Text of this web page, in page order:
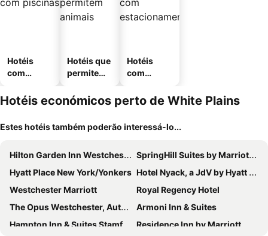
Hotéis
com
Hotéis que
permitem
Hotéis
com
mento
Hotéis económicos perto de White Plains
Estes hotéis também poderão interessá-lo...
Hilton Garden Inn Westchester Dobbs Ferry
SpringHill Suites by Marriott Tuckahoe Westchester County
Hyatt Place New York/Yonkers Hotel Nyack, a JdV by Hyatt Hotel
Westchester Marriott
Royal Regency Hotel
The Opus Westchester, Autograph Collection
Armoni Inn & Suites
Hampton Inn & Suites Stamford
Residence Inn by Marriott White Plains Westchester County